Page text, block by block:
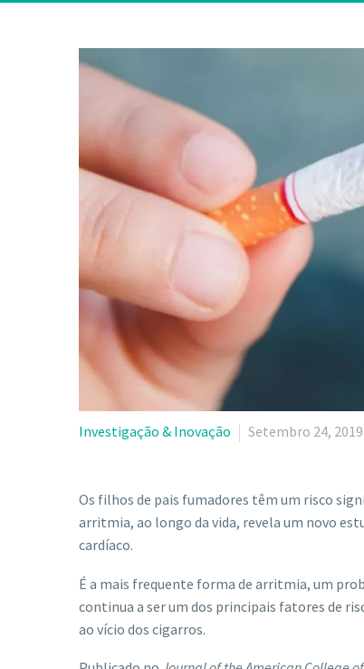
Investigação & Inovação Setembro 24, 2019
Os filhos de pais fumadores têm um risco
arritmia, ao longo da vida, revela um novo
cardíaco.
É a mais frequente forma de arritmia, um
continua a ser um dos principais fatores de
ao vício dos cigarros.